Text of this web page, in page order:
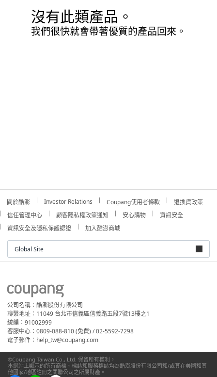
沒有此類產品。
我們很快就會帶著優質的產品回來。
關於酷澎 Investor Relations Coupang使用者條款
退換貨政策
信任管理中心
顧客隱私權政策通知 安心購物
資訊安全
資訊安全及隱私保護認證
加入酷澎商城
Global Site
公司名稱：酷澎股份有限公司
聯繫地址：11049 台北市信義區信義路五段7號13樓之1
統編：91002999
客服中心：0809-088-810 (免費) / 02-5592-7298
電子郵件：help_tw@coupang.com
©Coupang Taiwan Co., Ltd. 保留所有權利。
本網站上顯示的所有商標、標誌和服務標誌均為酷澎股份有限公司和/或其在美國和其
他國家/地區註冊之關聯公司之所屬財產。